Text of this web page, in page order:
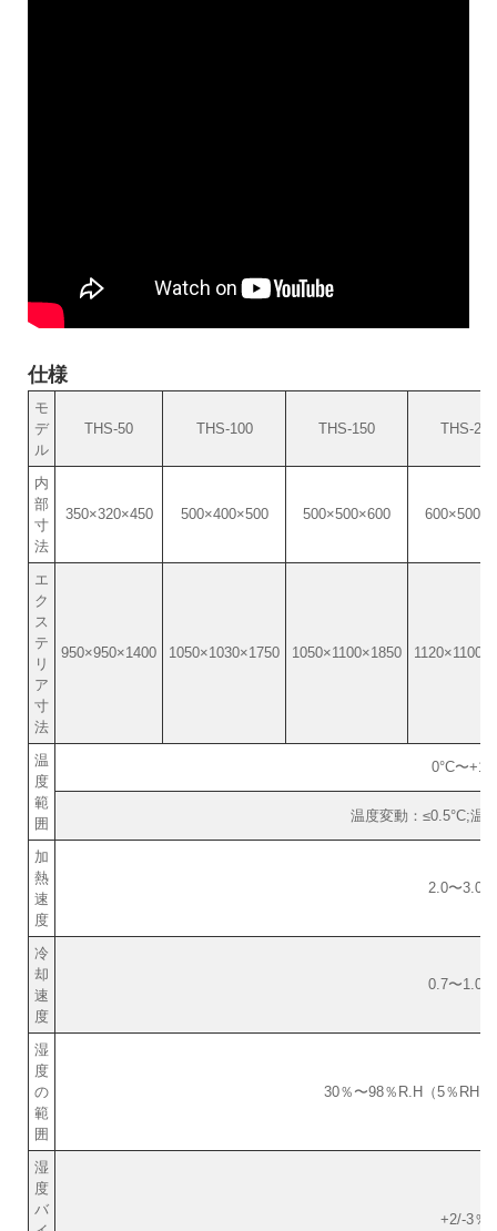
仕様
モ
デ
ル
THS-50 THS-100 THS-150 THS-250
内
部
寸
法
350×320×450 500×400×500 500×500×600
エ
ク
ス
テ
リ
ア
寸
法
950×950×1400 1050×1030×1750 1050×1100×1850
温
度
範
囲
0°C〜
温度変動：≤0.5°C;温
加
熱
速
度
2.0〜
冷
却
速
度
0.7〜
湿
度
の
範
囲
30％〜98％R.H（5％RH
湿
度
バ
+2/-3％